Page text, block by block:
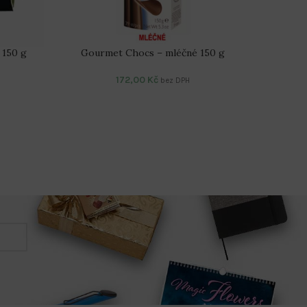
g Gourmet Chocs – mléčné 150 g
172,00 Kč bez DPH